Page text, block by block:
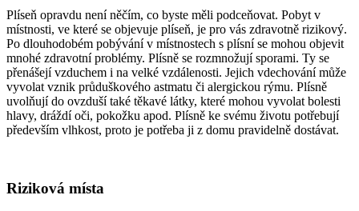
Plíseň opravdu není něčím, co byste měli podceňovat. Pobyt v
místnosti, ve které se objevuje plíseň, je pro vás zdravotně rizikový.
Po dlouhodobém pobývání v místnostech s plísní se mohou objevit
mnohé zdravotní problémy. Plísně se rozmnožují sporami. Ty se
přenášejí vzduchem i na velké vzdálenosti. Jejich vdechování může
vyvolat vznik průduškového astmatu či alergickou rýmu. Plísně
uvolňují do ovzduší také těkavé látky, které mohou vyvolat bolesti
hlavy, dráždí oči, pokožku apod. Plísně ke svému životu potřebují
především vlhkost, proto je potřeba ji z domu pravidelně dostávat.
Riziková místa